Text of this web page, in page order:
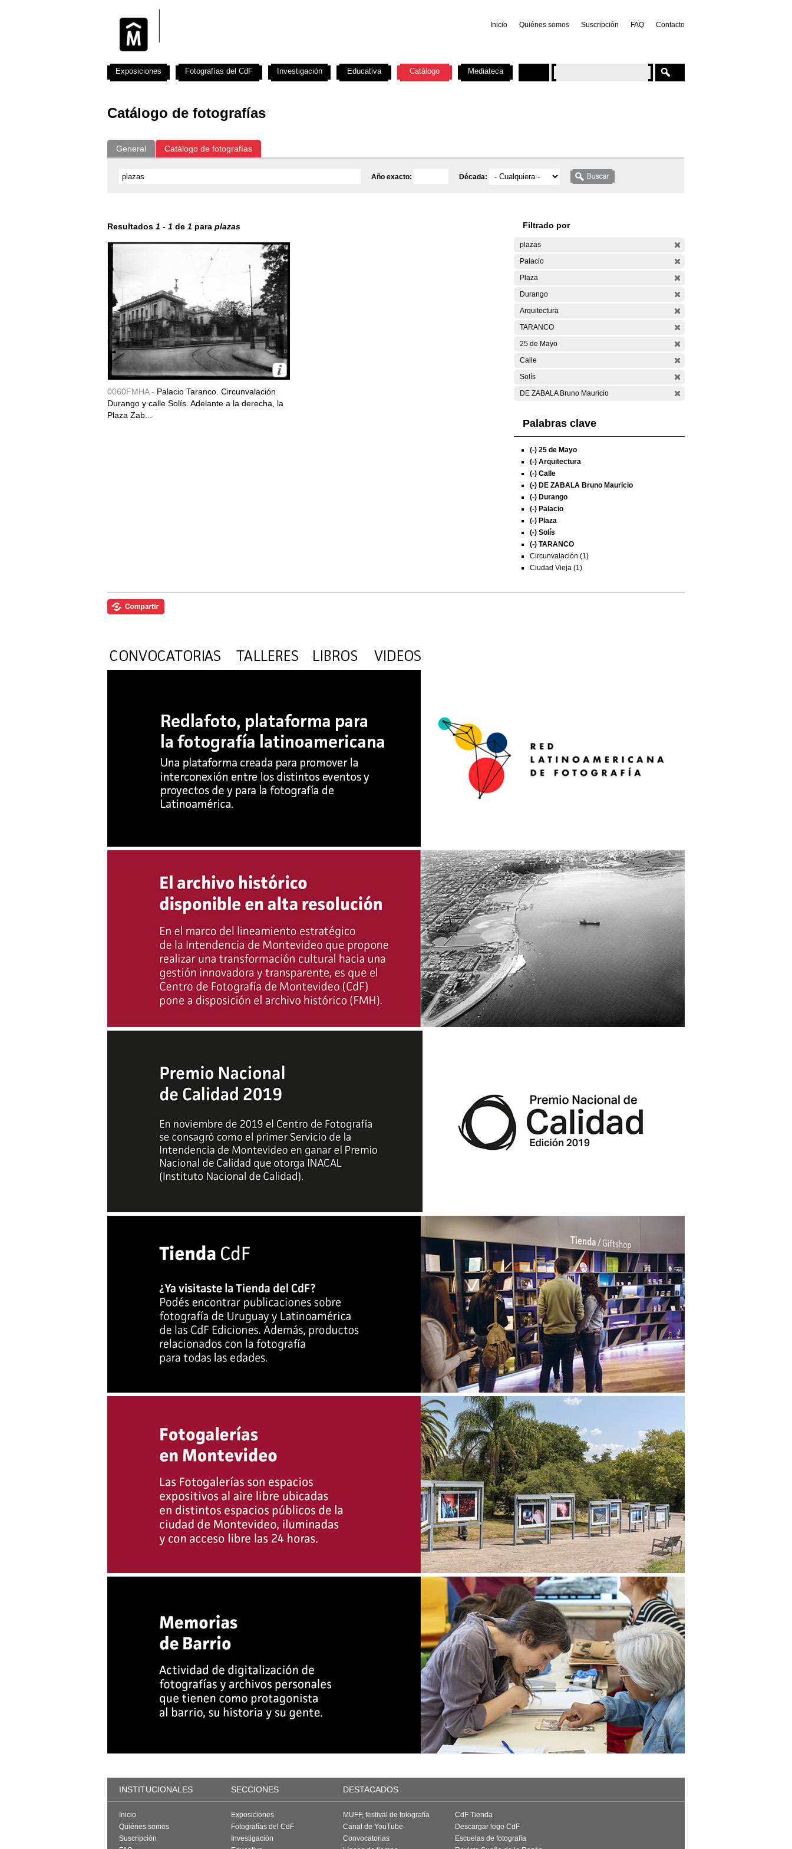
Inicio Quiénes somos Suscripción FAQ Contacto
Catálogo de fotografías
General Catálogo de fotografías
Año exacto: Década:
Resultados 1 - 1 de 1 para plazas
0060FMHA - Palacio Taranco. Circunvalación
Durango y calle Solís. Adelante a la derecha, la
Plaza Zab...
Filtrado por
plazas
Palacio
Plaza
Durango
Arquitectura
TARANCO
25 de Mayo
Calle
Solís
DE ZABALA Bruno Mauricio
Palabras clave
(-) 25 de Mayo
(-) Arquitectura
(-) Calle
(-) DE ZABALA Bruno Mauricio
(-) Durango
(-) Palacio
(-) Plaza
(-) Solís
(-) TARANCO
Circunvalación (1)
Ciudad Vieja (1)
Exposiciones Fotografías del CdF Investigación Educativa Catálogo Mediateca
INSTITUCIONALES SECCIONES DESTACADOS
Inicio
Quiénes somos
Suscripción
Exposiciones
Fotografías del CdF
Investigación
MUFF, festival de fotografía
Canal de YouTube
Convocatorias
CdF Tienda
Descargar logo CdF
Escuelas de fotografía